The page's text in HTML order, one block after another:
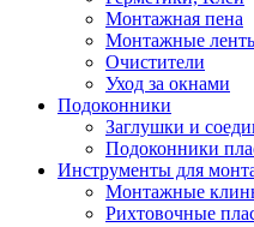
Монтажная пена
Монтажные
Очистители
Уход за окнами
Подоконники
Заглушки и
Подоконники
Инструменты для
Монтажные
Рихтовочные